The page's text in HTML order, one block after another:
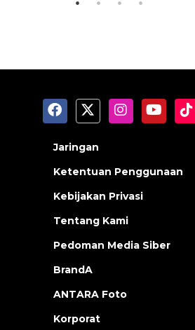
Jaringan
Ketentuan Penggunaan
Kebijakan Privasi
Tentang Kami
Pedoman Media Siber
BrandA
ANTARA Foto
Korporat